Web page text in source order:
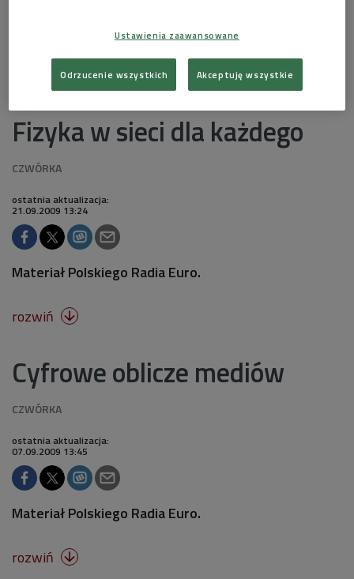
Fizyka w sieci dla każdego
ostatnia aktualizacja:
21.09.2009 13:24
Materiał Polskiego Radia Euro.
rozwiń 
Cyfrowe oblicze mediów
ostatnia aktualizacja:
07.09.2009 13:45
Materiał Polskiego Radia Euro.
rozwiń 
Ustawienia zaawansowane
Odrzucenie wszystkich Akceptuję wszystkie